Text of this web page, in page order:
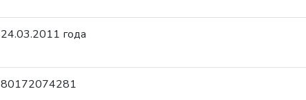
24.03.2011 года
80172074281